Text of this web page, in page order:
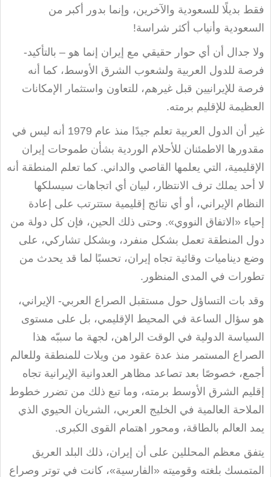
فقط بديلًا للسعودية والآخرين، وإنما بدور أكبر من
السعودية وأنياب أكثر شراسة!
ولا جدال أن أي حوار حقيقي مع إيران إنما هو – بالتأكيد-
فرصة للدول العربية ولشعوب الشرق الأوسط، كما أنه
فرصة للإيرانيين قبل غيرهم، للتعاون واستثمار الإمكانات
العظيمة للإقليم برمته.
غير أن الدول العربية تعلم جيدًا منذ عام 1979 أنه ليس في
مقدورها الاطمئنان للأحلام الوردية بشأن طموحات إيران
الإقليمية، التي يعلمها القاصي والداني. كما تعلم المنطقة أنه
لا أحد يملك ترف الانتظار، لبيان أي اتجاهات سيسلكها
النظام الإيراني، أو أي نتائج إقليمية ستترتب على إعادة
إحياء «الاتفاق النووي». وحتى ذلك الحين، فإن كل دولة من
دول المنطقة تعمل بشكل منفرد، وبشكل تشاركي، على
وضع ديناميات وقائية تجاه إيران، تحسبًا لما قد يحدث من
تطورات في المدى المنظور .
وقد بات التساؤل حول مستقبل الصراع العربي- الإيراني،
هو سؤال الساعة في المحيط الإقليمي، بل على مستوى
السياسة الدولية في الوقت الراهن، لجهة ما سببّه هذا
الصراع المستمر منذ عدة عقود من ويلات للمنطقة وللعالم
أجمع، خصوصًا بعد تصاعد مظاهر العدوانية الإيرانية تجاه
إقليم الشرق الأوسط برمته، وما تبع ذلك من تضرر خطوط
الملاحة العالمية في الخليج العربي، الشريان الحيوي الذي
يمد العالم بالطاقة، ومحور اهتمام القوى الكبرى.
يتفق معظم المحللين على أن إيران، ذلك البلد العريق
المتمسك بلغته وقوميته «الفارسية»، كانت في توتر وصراع